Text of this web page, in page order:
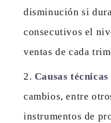
disminución si
consecutivos el
ventas de cada
Causas técnicas
cambios, entre
instrumentos de